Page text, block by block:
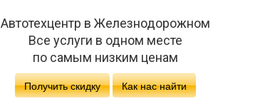
Автотехцентр в Железнодорожном
Все услуги в одном месте
по самым низким ценам
Получить скидку Как нас найти